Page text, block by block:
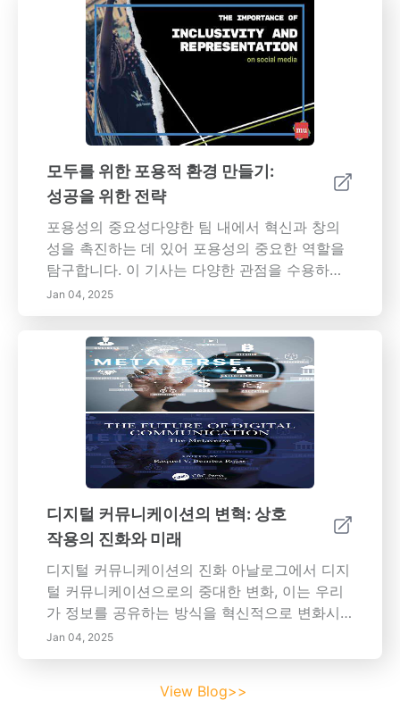
개선하며, 실용적인 전략을 통해 더 강한 대인 관
계를 개발하는 방법을 배우세요. 공감을 키우고,
적극적으로 경청하며, 사회적 기술 개발을 위한
실현 가능한 목표를 설정하는 기법을 탐색하세
요. 경력을 발전시키고 싶거나 개인 생활을 풍요
롭게 하고 싶다면, 사회적 기술을 마스터하는 것
이 성공을 위해 필수입니다. 오늘 더 자신감 있고
효과적인 의사소통자가 되는 여정을 시작하세요!
모두를 위한 포용적 환경 만들기:
성공을 위한 전략
포용성의 중요성다양한 팀 내에서 혁신과 창의
성을 촉진하는 데 있어 포용성의 중요한 역할을
탐구합니다. 이 기사는 다양한 관점을 수용하고,
지원하는 커뮤니티를 구축하며, 평등을 촉진하기
위한 효과적인 정책과 관행을 구현하는 것의 중
요성을 강조합니다. 포용적인 환경을 조성하고,
열린 의사소통을 강화하며, 채용 및 고용에서 다
양성을 보장하기 위한 전략을 배우십시오. 지원
문화, 지속적인 학습 및 포용성 노력의 측정을 통
한 영향을 발견하며, 보다 포용적인 작업 환경을
향한 여정에서의 성과와 진행 상황을 축하합니
다. 다양성이 있는 세계에서 번창하기 위해 필요
한 도구와 통찰을 조직에 부여하십시오.
Jan 04, 2025
디지털 커뮤니케이션의 변혁: 상호
작용의 진화와 미래
디지털 커뮤니케이션의 진화 아날로그에서 디지
털 커뮤니케이션으로의 중대한 변화, 이는 우리
가 정보를 공유하는 방식을 혁신적으로 변화시
켰습니다. 이 기사는 이메일과 즉각적인 메시지
와 같은 초기 혁신의 탄생을 강조하며, 정보를 더
니케이션의 출발에 대해 심층적으로 탐구합니다.
Jan 04, 2025
View Blog>>